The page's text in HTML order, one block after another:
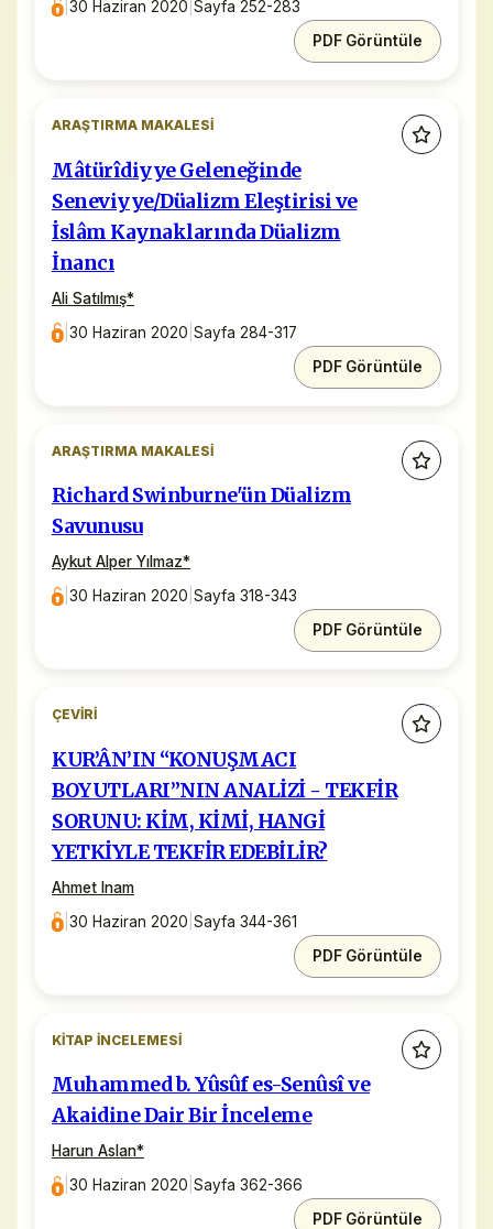
|30 Haziran 2020 |Sayfa 252-283
PDF Görüntüle
ARAŞTIRMA MAKALESI
Mâtürîdiyye Geleneğinde
Seneviyye/Düalizm Eleştirisi ve
İslâm Kaynaklarında Düalizm
İnancı
Ali Satılmış*
|30 Haziran 2020 |Sayfa 284-317
PDF Görüntüle
ARAŞTIRMA MAKALESI
Richard Swinburne'ün Düalizm
Savunusu
Aykut Alper Yılmaz*
|30 Haziran 2020 |Sayfa 318-343
PDF Görüntüle
ÇEVIRI
KUR’ÂN’IN “KONUŞMACI
BOYUTLARI”NIN ANALİZİ - TEKFİR
SORUNU: KİM, KİMİ, HANGİ
YETKİYLE TEKFİR EDEBİLİR?
Ahmet Inam
|30 Haziran 2020 |Sayfa 344-361
PDF Görüntüle
KITAP İNCELEMESI
Muhammed b. Yûsûf es-Senûsî ve
Akaidine Dair Bir İnceleme
Harun Aslan*
|30 Haziran 2020 |Sayfa 362-366
PDF Görüntüle